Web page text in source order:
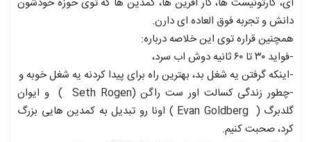
دانش و تجربه فوق العاده ای دارن.
همچنین قراره توی این خلاصه درباره:
-فواید ۳۰ تا ۶۰ ثانیه دوش اب سرد،
-اینکه گرفتن یه شغل بد، بهترین راه برای پیدا کردنه یه شغل خوبه و
-چطور زندگی کسالت اور ست راگن (Seth Rogen ) و ایوان
گلدبرگ ( Evan Goldberg ) اونا رو تبدیل به کمدین هایی بزرگ
کرد، صحبت کنیم.